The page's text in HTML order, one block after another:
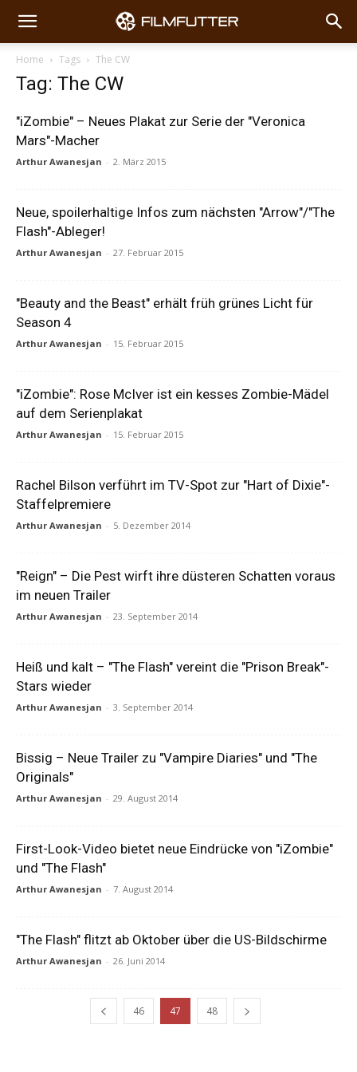
Home Tags The CW
Tag: The CW
"iZombie" – Neues Plakat zur Serie der "Veronica
Mars"-Macher
Arthur Awanesjan - 2. März 2015
Neue, spoilerhaltige Infos zum nächsten "Arrow"/"The
Flash"-Ableger!
Arthur Awanesjan - 27. Februar 2015
"Beauty and the Beast" erhält früh grünes Licht für
Season 4
Arthur Awanesjan - 15. Februar 2015
"iZombie": Rose McIver ist ein kesses Zombie-Mädel
auf dem Serienplakat
Arthur Awanesjan - 15. Februar 2015
Rachel Bilson verführt im TV-Spot zur "Hart of Dixie"-
Staffelpremiere
Arthur Awanesjan - 5. Dezember 2014
"Reign" – Die Pest wirft ihre düsteren Schatten voraus
im neuen Trailer
Arthur Awanesjan - 23. September 2014
Heiß und kalt – "The Flash" vereint die "Prison Break"-
Stars wieder
Arthur Awanesjan - 3. September 2014
Bissig – Neue Trailer zu "Vampire Diaries" und "The
Originals"
Arthur Awanesjan - 29. August 2014
First-Look-Video bietet neue Eindrücke von "iZombie"
und "The Flash"
Arthur Awanesjan - 7. August 2014
"The Flash" flitzt ab Oktober über die US-Bildschirme
Arthur Awanesjan - 26. Juni 2014
46 47 48